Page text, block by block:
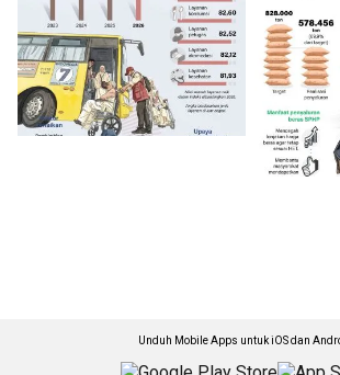
Unduh Mobile Apps untuk iOS dan